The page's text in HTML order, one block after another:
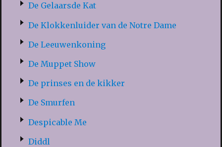
De Gelaarsde Kat
De Klokkenluider van de Notre Dame
De Leeuwenkoning
De Muppet Show
De prinses en de kikker
De Smurfen
Despicable Me
Diddl